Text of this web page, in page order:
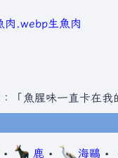
肉.webp生魚肉
「魚腥味一直卡在我
• 鹿 • 海鷗 •